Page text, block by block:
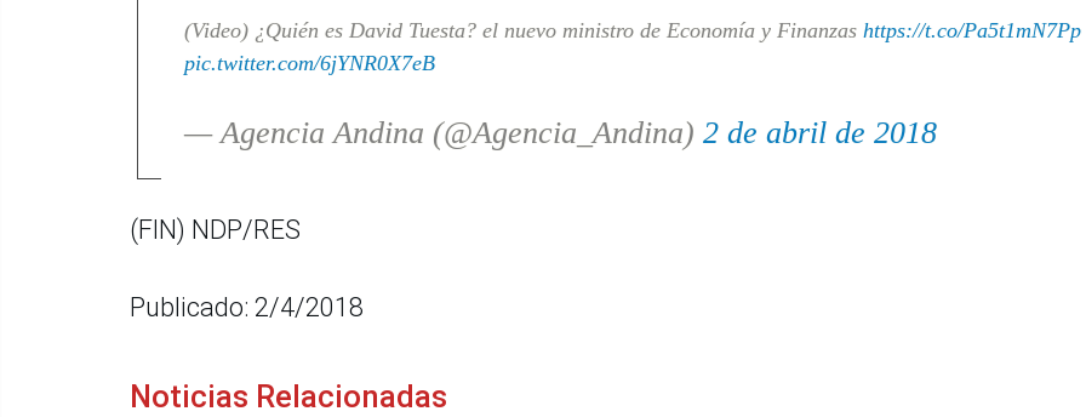
(Video) ¿Quién es David Tuesta? el nuevo ministro de Economía y Finanzas https://t.co/Pa5t1mN7Pp
pic.twitter.com/6jYNR0X7eB
— Agencia Andina (@Agencia_Andina) 2 de abril de 2018
(FIN) NDP/RES
Publicado: 2/4/2018
Noticias Relacionadas